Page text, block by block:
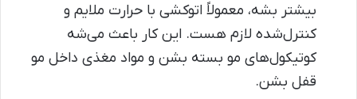
بیشتر بشه، معمولاً اتوکشی با حرارت ملایم و
کنترل‌شده لازم هست. این کار باعث می‌شه
کوتیکول‌های مو بسته بشن و مواد مغذی داخل مو
قفل بشن.